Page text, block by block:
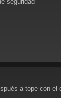
seguridad
a tope con el